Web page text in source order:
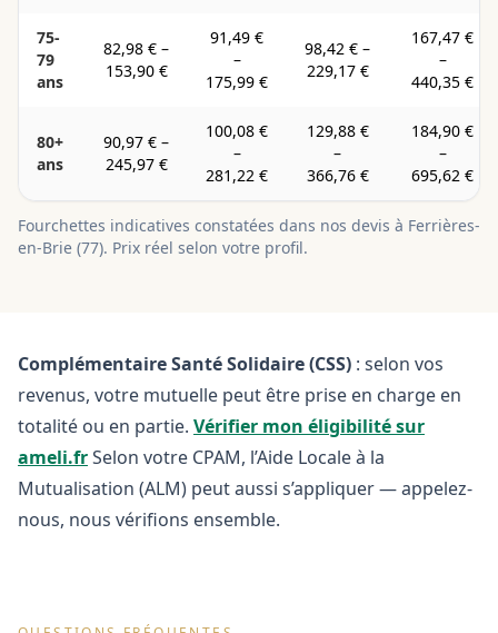
75-
79
ans
82,98 € –
153,90 €
91,49 €
–
175,99 €
98,42 € –
229,17 €
167,47 €
–
440,35 €
80+
ans
90,97 € –
245,97 €
100,08 €
–
281,22 €
129,88 €
–
366,76 €
184,90 €
–
695,62 €
Fourchettes indicatives constatées dans nos devis à Ferrières-
en-Brie (77). Prix réel selon votre profil.
Complémentaire Santé Solidaire (CSS) : selon vos
revenus, votre mutuelle peut être prise en charge en
totalité ou en partie. Vérifier mon éligibilité sur
ameli.frSelon votre CPAM, l’Aide Locale à la
Mutualisation (ALM) peut aussi s’appliquer — appelez-
nous, nous vérifions ensemble.